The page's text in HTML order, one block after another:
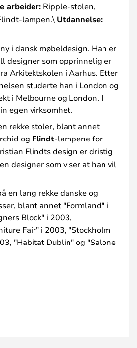
arbeider: Ripple-stolen,
lampen.\ Utdannelse:
i dansk møbeldesign. Han er
designer som opprinnelig er
Arkitektskolen i Aarhus. Etter
studerte han i London og
i Melbourne og London. I
egen virksomhet.
rekke stoler, blant annet
og Flindt-lampene for
Flindts design er dristig
designer som viser at han vil
en lang rekke danske og
blant annet "Formland" i
Block" i 2003,
Fair" i 2003, "Stockholm
"Habitat Dublin" og "Salone